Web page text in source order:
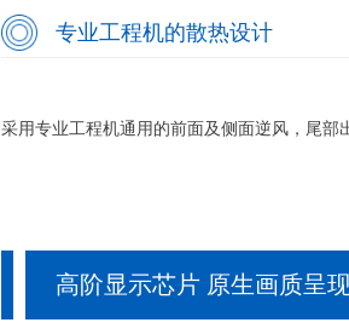
专业工程机的散热设计
采用专业工程机通用的前面及侧面逆风，尾
高阶显示芯片 原生画质呈